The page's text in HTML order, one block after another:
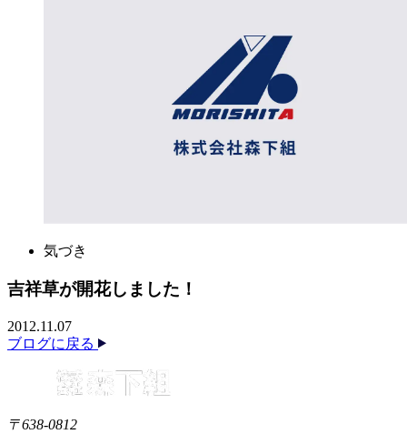
気づき
吉祥草が開花しました！
2012.11.07
ブログに戻る
〒638-0812